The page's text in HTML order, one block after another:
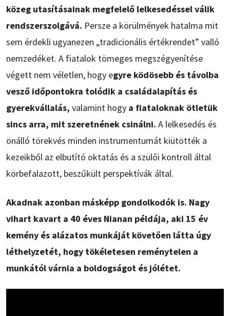
közeg utasításainak megfelelő lelkesedéssel válik
rendszerszolgává. Persze a körülmények hatalma mit
sem érdekli ugyanezen „tradicionális értékrendet” valló
nemzedéket. A fiatalok tömeges megszégyenítése
végett nem véletlen, hogy egyre ködösebb és távolba
vesző időpontokra tolódik a családalapítás és
gyerekvállalás, valamint hogy a fiataloknak ötletük
sincs arra, mit szeretnének csinálni. A lelkesedés és
önálló törekvés minden instrumentumát kiütötték a
kezeikből az elbutító oktatás és a szülői kontroll által
körbefalazott, beszűkült perspektívák által.
Akadnak azonban másképp gondolkodók is. Nagy
vihart kavart a 40 éves Nianan példája, aki 15 év
kemény és alázatos munkáját követően látta úgy
léthelyzetét, hogy tökéletesen reménytelen a
munkától várnia a boldogságot és jólétet.